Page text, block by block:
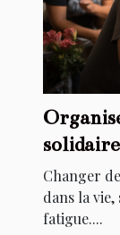
l'aide
Changer
dans la
fatigue....